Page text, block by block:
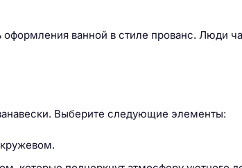
ванной в стиле прованс. Люди
Выберите следующие элементы: